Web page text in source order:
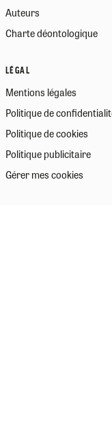
Auteurs
Charte déontologique
LÉGAL
Mentions légales
Politique de
Politique de cookies
Politique publicitaire
Gérer mes cookies